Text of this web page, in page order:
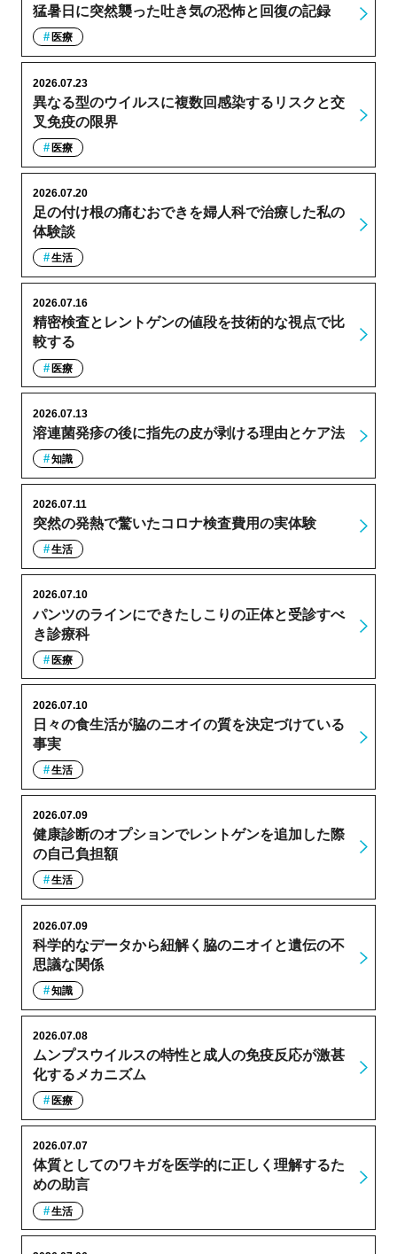
猛暑日に突然襲った吐き気の恐怖と回復の記録
医療
異なる型のウイルスに複数回感染するリスクと交
叉免疫の限界
2026.07.23
医療
足の付け根の痛むおできを婦人科で治療した私の
体験談
2026.07.20
生活
精密検査とレントゲンの値段を技術的な視点で比
較する
2026.07.16
医療
溶連菌発疹の後に指先の皮が剥ける理由とケア法
2026.07.13
知識
突然の発熱で驚いたコロナ検査費用の実体験
2026.07.11
生活
パンツのラインにできたしこりの正体と受診すべ
き診療科
2026.07.10
医療
日々の食生活が脇のニオイの質を決定づけている
事実
2026.07.10
生活
健康診断のオプションでレントゲンを追加した際
の自己負担額
2026.07.09
生活
科学的なデータから紐解く脇のニオイと遺伝の不
思議な関係
2026.07.09
知識
ムンプスウイルスの特性と成人の免疫反応が激甚
化するメカニズム
2026.07.08
医療
体質としてのワキガを医学的に正しく理解するた
めの助言
2026.07.07
生活